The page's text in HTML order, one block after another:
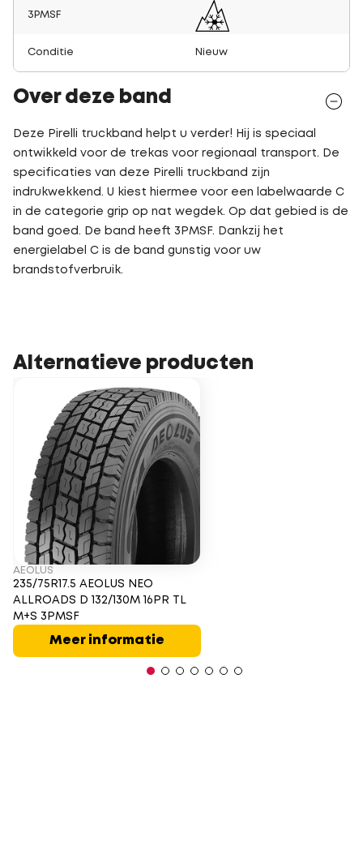
3PMSF
Conditie Nieuw
Over deze band
Deze Pirelli truckband helpt u verder! Hij is speciaal
ontwikkeld voor de trekas voor regionaal transport. De
specificaties van deze Pirelli truckband zijn
indrukwekkend. U kiest hiermee voor een labelwaarde C
in de categorie grip op nat wegdek. Op dat gebied is de
band goed. De band heeft 3PMSF. Dankzij het
energielabel C is de band gunstig voor uw
brandstofverbruik.
Alternatieve producten
AEOLUS
235/75R17.5 AEOLUS NEO
ALLROADS D 132/130M 16PR TL
M+S 3PMSF
Meer informatie